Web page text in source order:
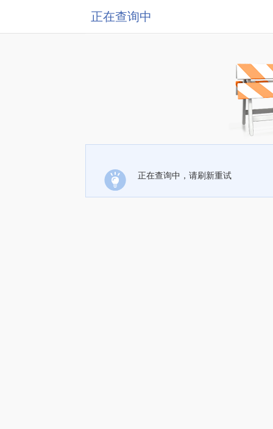
正在查询中
正在查询中，请刷新重试